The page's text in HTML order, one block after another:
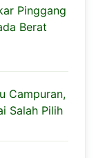
Pinggang
Berat
Campuran,
Salah Pilih